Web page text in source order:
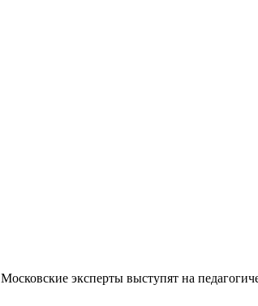
Московские эксперты выступят на